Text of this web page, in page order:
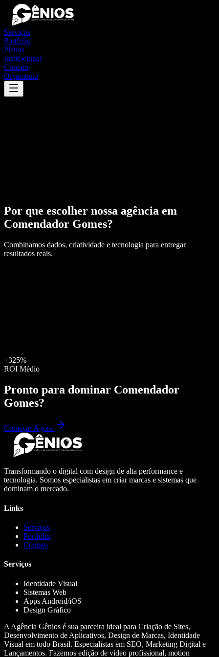
Serviços
Portfólio
Planos
Institucional
Contato
Orçamento
Por que escolher nossa agência em
Comendador Gomes?
Combinamos dados, criatividade e tecnologia para entregar
resultados reais.
+325%
ROI Médio
Pronto para dominar Comendador
Gomes?
Começar Agora
Transformando o digital com design de alta performance e
tecnologia. Somos especialistas em criar marcas e sistemas que
dominam o mercado.
Links
Serviços
Portfólio
Contato
Serviços
Identidade Visual
Sistemas Web
Apps Android/iOS
Design Gráfico
A Agência Gênios é sua parceira ideal para Criação de Sites,
Desenvolvimento de Aplicativos, Design de Marcas, Identidade
Visual em todo Brasil. Especialistas em SEO, Marketing Digital e
Lançamentos. Fazemos edição de vídeo profissional, motion